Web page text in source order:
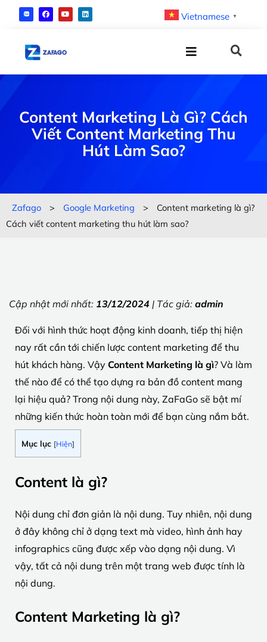
Vietnamese ▼
Content Marketing Là Gì? Cách
Viết Content Marketing Thu
Hút Làm Sao?
Zafago > Google Marketing >
Content marketing là gì?
Cách viết content marketing thu hút làm sao?
Cập nhật mới nhất: 13/12/2024 | Tác giả: admin
Đối với hình thức hoạt động kinh doanh, tiếp thị hiện
nay rất cần tới chiến lược content marketing để thu
hút khách hàng. Vậy Content Marketing là gì? Và làm
thế nào để có thể tạo dựng ra bản đồ content mang
lại hiệu quả? Trong nội dung này, ZaFaGo sẽ bật mí
những kiến thức hoàn toàn mới để bạn cùng nắm bắt.
Mục lục [Hiện]
Content là gì?
Nội dung chỉ đơn giản là nội dung. Tuy nhiên, nội dung
ở đây không chỉ ở dạng text mà video, hình ảnh hay
infographics cũng được xếp vào dạng nội dung. Vì
vậy, tất cả nội dung trên một trang web được tính là
nội dung.
Content Marketing là gì?